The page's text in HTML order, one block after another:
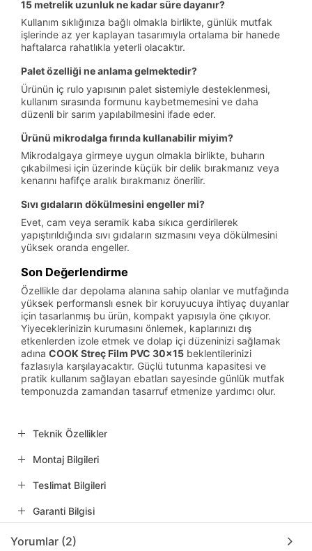
15 metrelik uzunluk ne kadar süre dayanır?
Kullanım sıklığınıza bağlı olmakla birlikte, günlük mutfak
işlerinde az yer kaplayan tasarımıyla ortalama bir hanede
haftalarca rahatlıkla yeterli olacaktır.
Palet özelliği ne anlama gelmektedir?
Ürünün iç rulo yapısının palet sistemiyle desteklenmesi,
kullanım sırasında formunu kaybetmemesini ve daha
düzenli bir sarım yapılabilmesini ifade eder.
Ürünü mikrodalga fırında kullanabilir miyim?
Mikrodalgaya girmeye uygun olmakla birlikte, buharın
çıkabilmesi için üzerinde küçük bir delik bırakmanız veya
kenarını hafifçe aralık bırakmanız önerilir.
Sıvı gıdaların dökülmesini engeller mi?
Evet, cam veya seramik kaba sıkıca gerdirilerek
yapıştırıldığında sıvı gıdaların sızmasını veya dökülmesini
yüksek oranda engeller.
Son Değerlendirme
Özellikle dar depolama alanına sahip olanlar ve mutfağında
yüksek performanslı esnek bir koruyucuya ihtiyaç duyanlar
için tasarlanmış bu ürün, kompakt yapısıyla öne çıkıyor.
Yiyeceklerinizin kurumasını önlemek, kaplarınızı dış
etkenlerden izole etmek ve dolap içi düzeninizi sağlamak
adına COOK Streç Film PVC 30x15 beklentilerinizi
fazlasıyla karşılayacaktır. Güçlü tutunma kapasitesi ve
pratik kullanım sağlayan ebatları sayesinde günlük mutfak
temponuzda zamandan tasarruf etmenize yardımcı olur.
Teknik Özellikler
Montaj Bilgileri
Teslimat Bilgileri
Garanti Bilgisi
Yorumlar (2)